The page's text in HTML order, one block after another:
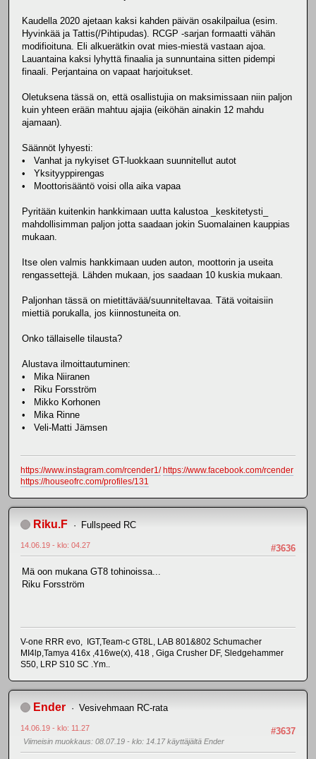
Kaudella 2020 ajetaan kaksi kahden päivän osakilpailua (esim.
Hyvinkää ja Tattis(/Pihtipudas). RCGP -sarjan formaatti vähän
modifioituna. Eli alkuerätkin ovat mies-miestä vastaan ajoa.
Lauantaina kaksi lyhyttä finaalia ja sunnuntaina sitten pidempi
finaali. Perjantaina on vapaat harjoitukset.
Oletuksena tässä on, että osallistujia on maksimissaan niin paljon
kuin yhteen erään mahtuu ajajia (eiköhän ainakin 12 mahdu
ajamaan).
Säännöt lyhyesti:
• Vanhat ja nykyiset GT-luokkaan suunnitellut autot
• Yksityyppirengas
• Moottorisääntö voisi olla aika vapaa
Pyritään kuitenkin hankkimaan uutta kalustoa _keskitetysti_
mahdollisimman paljon jotta saadaan jokin Suomalainen kauppias
mukaan.
Itse olen valmis hankkimaan uuden auton, moottorin ja useita
rengassettejä. Lähden mukaan, jos saadaan 10 kuskia mukaan.
Paljonhan tässä on mietittävää/suunniteltavaa. Tätä voitaisiin
miettiä porukalla, jos kiinnostuneita on.
Onko tällaiselle tilausta?
Alustava ilmoittautuminen:
• Mika Niiranen
• Riku Forsström
• Mikko Korhonen
• Mika Rinne
• Veli-Matti Jämsen
https://www.instagram.com/rcender1/ https://www.facebook.com/rcender
https://houseofrc.com/profiles/131
Riku.F Fullspeed RC
#3636
14.06.19 - klo: 04.27
Mä oon mukana GT8 tohinoissa...
Riku Forsström
V-one RRR evo, IGT,Team-c GT8L, LAB 801&802 Schumacher
MI4lp,Tamya 416x ,416we(x), 418 , Giga Crusher DF, Sledgehammer
S50, LRP S10 SC .Ym..
Ender Vesivehmaan RC-rata
#3637
14.06.19 - klo: 11.27
Viimeisin muokkaus: 08.07.19 - klo: 14.17 käyttäjältä Ender